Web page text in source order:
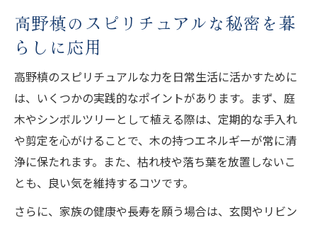
高野槙のスピリチュアルな秘密を暮
らしに応用
高野槙のスピリチュアルな力を日常生活に活かすために
は、いくつかの実践的なポイントがあります。まず、庭
木やシンボルツリーとして植える際は、定期的な手入れ
や剪定を心がけることで、木の持つエネルギーが常に清
浄に保たれます。また、枯れ枝や落ち葉を放置しないこ
とも、良い気を維持するコツです。
さらに、家族の健康や長寿を願う場合は、玄関やリビン